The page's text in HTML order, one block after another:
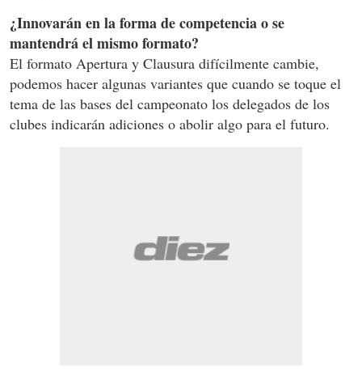
¿Innovarán en la forma de competencia o se
mantendrá el mismo formato?
El formato Apertura y Clausura difícilmente cambie,
podemos hacer algunas variantes que cuando se toque el
tema de las bases del campeonato los delegados de los
clubes indicarán adiciones o abolir algo para el futuro.